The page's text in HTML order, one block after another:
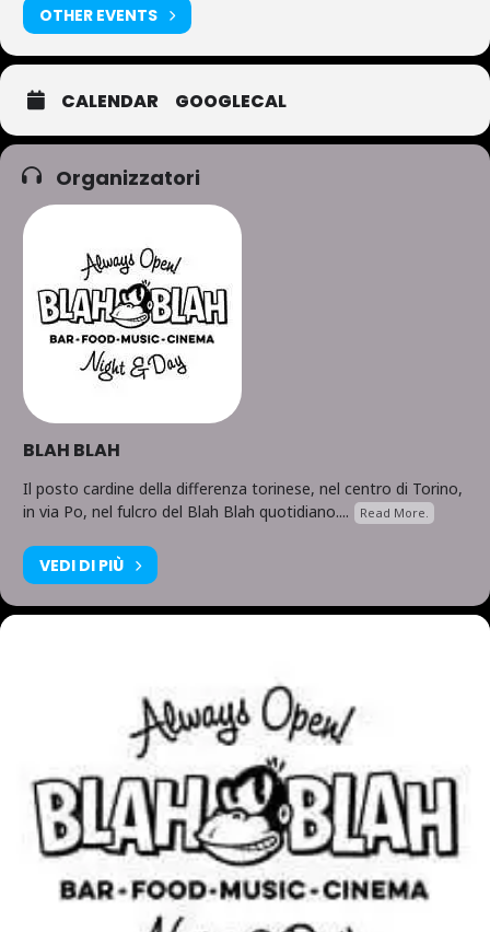
OTHER EVENTS
CALENDAR GOOGLECAL
Organizzatori
BLAH BLAH
Il posto cardine della differenza torinese, nel centro di Torino,
in via Po, nel fulcro del Blah Blah quotidiano....
Read More.
VEDI DI PIÙ